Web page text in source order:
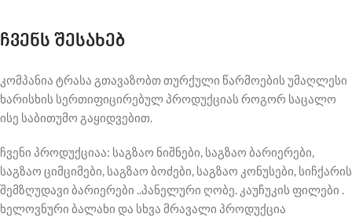
ჩვენს შესახებ
კომპანია ტრასა გთავაზობთ თურქული წარმოების უმაღლესი
ხარისხის სერთიფიცირებულ პროდუქციას როგორ საცალო
ისე საბითუმო გაყიდვებით.
ჩვენი პროდუქციაა: საგზაო ნიშნები, საგზაო ბარიერები,
საგზაო ციმციმები, საგზაო ბოძები, საგზაო კონუსები, სიჩქარის
შემზღუდავი ბარიერები ..პანელური ღობე. კაუჩუკის ფილები .
ხელოვნური ბალახი და სხვა მრავალი პროდუქცია